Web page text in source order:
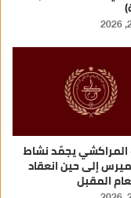
يجمّد نشاط
إلى حين انعقاد
المقبل